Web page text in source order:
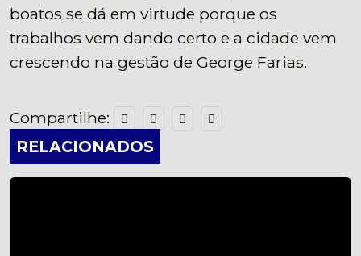
boatos se dá em virtude porque os
trabalhos vem dando certo e a cidade vem
crescendo na gestão de George Farias.
Compartilhe:
RELACIONADOS